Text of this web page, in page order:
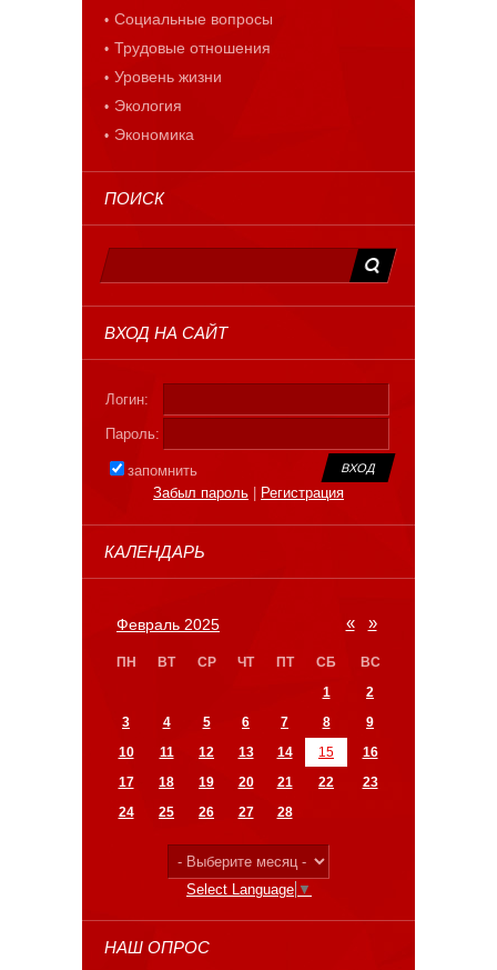
Социальные вопросы
Трудовые отношения
Уровень жизни
Экология
Экономика
ПОИСК
ВХОД НА САЙТ
Логин:
Пароль:
запомнить
Забыл пароль
Регистрация
КАЛЕНДАРЬ
«
Февраль 2025 »
ПН ВТ СР ЧТ ПТ СБ
ВС
1
2
3
4 5 6 7 8
9
10
11 12 13 14 15
16
17
18 19 20 21 22
23
24
25 26 27 28
Select Language ▼
НАШ ОПРОС